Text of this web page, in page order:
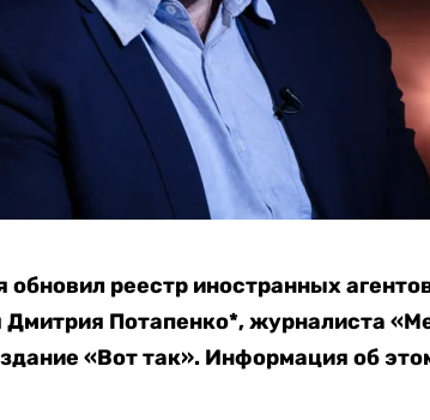
реестр иностранных
Дмитрия Потапенко*, журналиста
«Вот так». Информация об